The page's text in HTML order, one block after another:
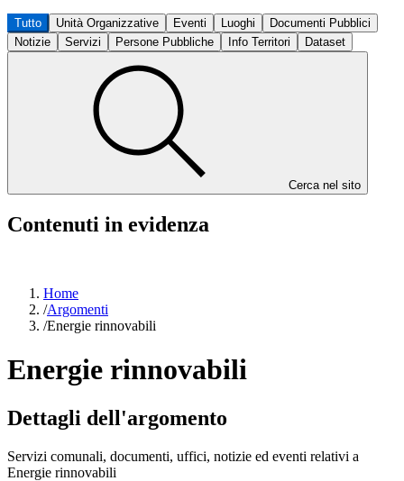
Tutto Unità Organizzative Eventi Luoghi
Documenti Pubblici
Notizie
Servizi Persone Pubbliche Info Territori Dataset
Cerca nel sito
Contenuti in evidenza
Home
/Argomenti
/Energie rinnovabili
Energie rinnovabili
Dettagli dell'argomento
Servizi comunali, documenti, uffici, notizie ed eventi relativi a
Energie rinnovabili